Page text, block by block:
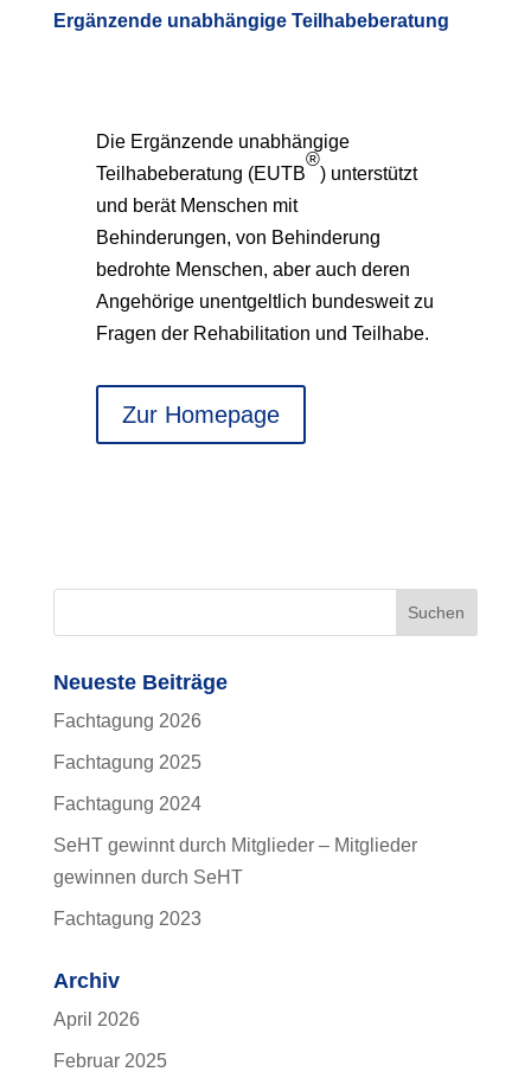
Ergänzende unabhängige Teilhabeberatung
Die Ergänzende unabhängige
Teilhabeberatung (EUTB
®
) unterstützt
und berät Menschen mit
Behinderungen, von Behinderung
bedrohte Menschen, aber auch deren
Angehörige unentgeltlich bundesweit zu
Fragen der Rehabilitation und Teilhabe.
Zur Homepage
Neueste Beiträge
Fachtagung 2026
Fachtagung 2025
Fachtagung 2024
SeHT gewinnt durch Mitglieder – Mitglieder
gewinnen durch SeHT
Fachtagung 2023
Archiv
April 2026
Februar 2025